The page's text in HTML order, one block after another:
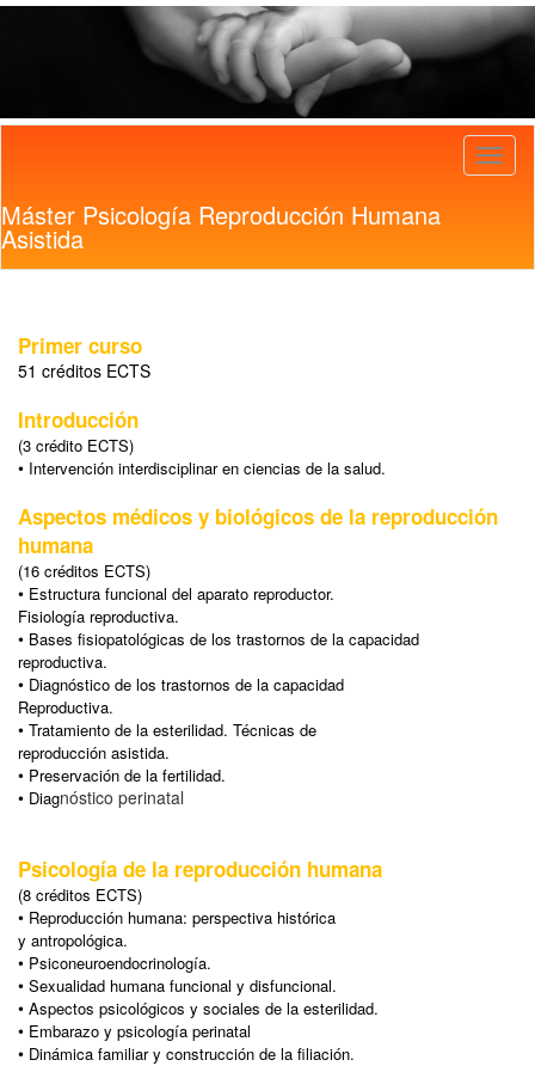
Máster Psicología Reproducción Humana
Asistida
Primer curso
51 créditos ECTS
Introducción
(3 crédito ECTS)
• Intervención interdisciplinar en ciencias de la salud.
Aspectos médicos y biológicos de la reproducción
humana
(16 créditos ECTS)
• Estructura funcional del aparato reproductor.
Fisiología reproductiva.
• Bases fisiopatológicas de los trastornos de la capacidad
reproductiva.
• Diagnóstico de los trastornos de la capacidad
Reproductiva.
• Tratamiento de la esterilidad. Técnicas de
reproducción asistida.
• Preservación de la fertilidad.
• Diagnóstico perinatal
Psicología de la reproducción humana
(8 créditos ECTS)
• Reproducción humana: perspectiva histórica
y antropológica.
• Psiconeuroendocrinología.
• Sexualidad humana funcional y disfuncional.
• Aspectos psicológicos y sociales de la esterilidad.
• Embarazo y psicología perinatal
• Dinámica familiar y construcción de la filiación.